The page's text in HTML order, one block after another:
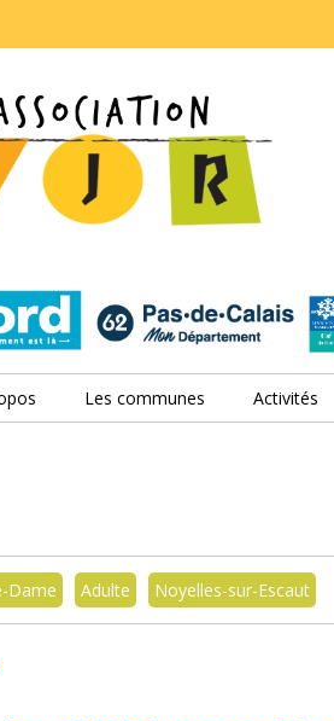
Les communes Activités
Dame Adulte Noyelles-sur-Escaut